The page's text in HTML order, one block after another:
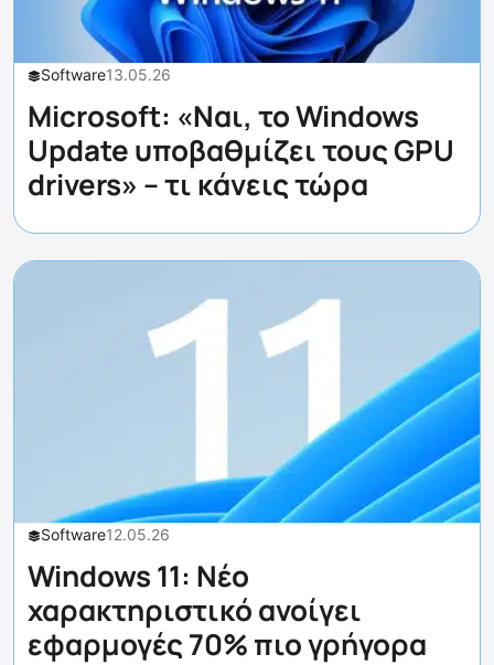
Software13.05.26
Microsoft: «Ναι, το Windows
Update υποβαθμίζει τους GPU
drivers» – τι κάνεις τώρα
Software12.05.26
Windows 11: Νέο
χαρακτηριστικό ανοίγει
εφαρμογές 70% πιο γρήγορα